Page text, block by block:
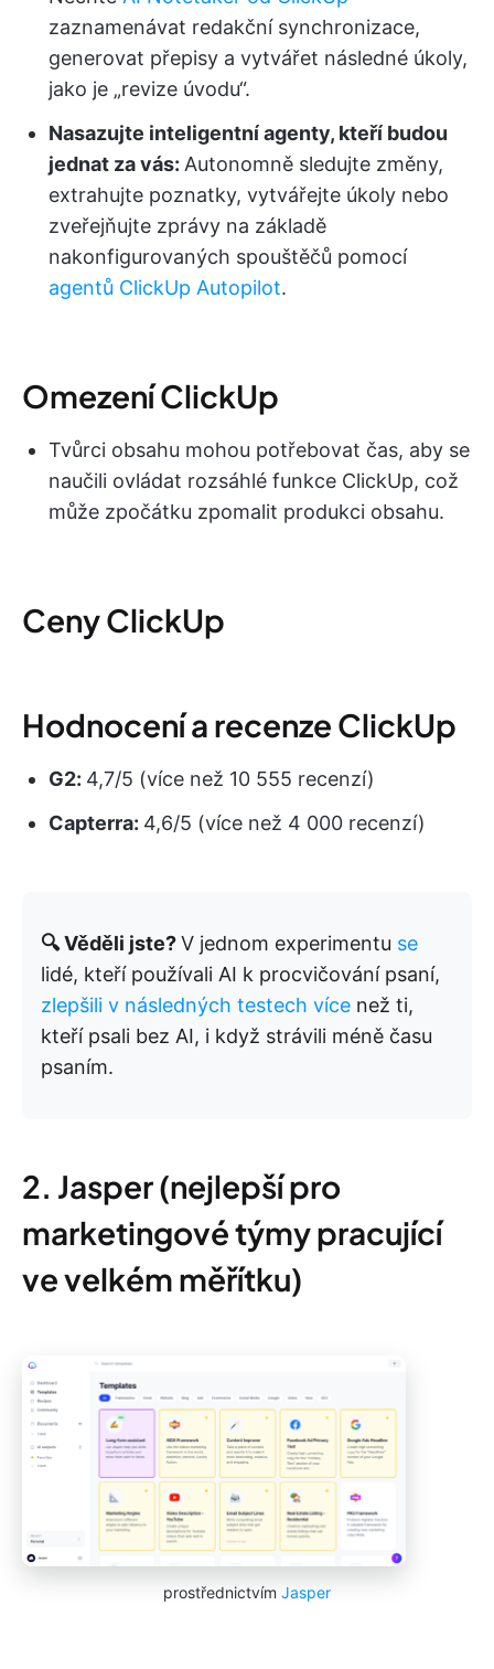
zaznamenávat redakční synchronizace,
generovat přepisy a vytvářet následné úkoly,
jako je „revize úvodu“.
Nasazujte inteligentní agenty, kteří budou
jednat za vás: Autonomně sledujte změny,
extrahujte poznatky, vytvářejte úkoly nebo
zveřejňujte zprávy na základě
nakonfigurovaných spouštěčů pomocí
agentů ClickUp Autopilot.
Omezení ClickUp
Tvůrci obsahu mohou potřebovat čas, aby se
naučili ovládat rozsáhlé funkce ClickUp, což
může zpočátku zpomalit produkci obsahu.
Ceny ClickUp
Hodnocení a recenze ClickUp
G2: 4,7/5 (více než 10 555 recenzí)
Capterra: 4,6/5 (více než 4 000 recenzí)
🔍 Věděli jste?V jednom experimentu se
lidé, kteří používali AI k procvičování psaní,
zlepšili v následných testech více než ti,
kteří psali bez AI, i když strávili méně času
psaním.
2. Jasper (nejlepší pro
marketingové týmy pracující
ve velkém měřítku)
prostřednictvím Jasper